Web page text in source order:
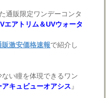
通販限定ワンデーコンタ
エアトリム＆UVウォータ
激安価格速報で紹介し
い瞳を体現できるワン
アキュビューオアシス 』